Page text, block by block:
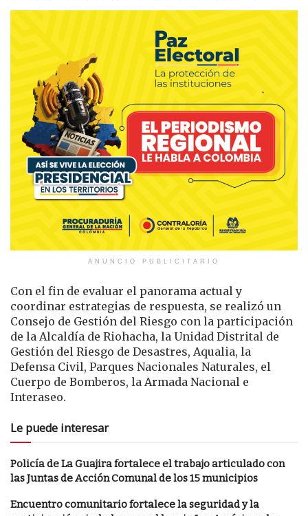
ANUNCIO PUBLICITARIO
Con el fin de evaluar el panorama actual y
coordinar estrategias de respuesta, se realizó un
Consejo de Gestión del Riesgo con la participación
de la Alcaldía de Riohacha, la Unidad Distrital de
Gestión del Riesgo de Desastres, Aqualia, la
Defensa Civil, Parques Nacionales Naturales, el
Cuerpo de Bomberos, la Armada Nacional e
Interaseo.
Le puede interesar
Policía de La Guajira fortalece el trabajo articulado con
las Juntas de Acción Comunal de los 15 municipios
Encuentro comunitario fortalece la seguridad y la